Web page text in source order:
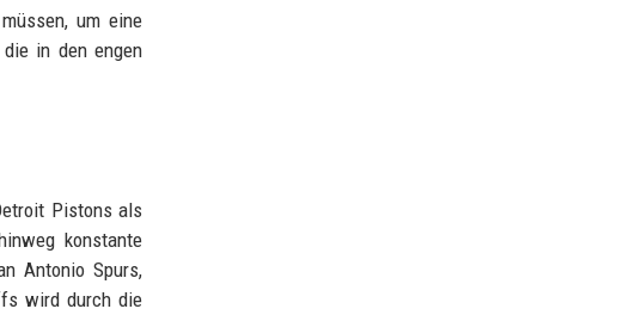
um eine
in den engen
Pistons als
konstante
Antonio Spurs,
wird durch die